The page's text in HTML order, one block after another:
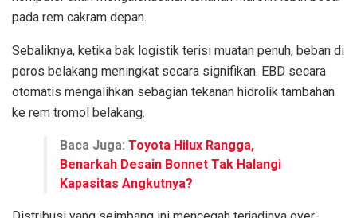
pada rem cakram depan.
Sebaliknya, ketika bak logistik terisi muatan penuh, beban di
poros belakang meningkat secara signifikan. EBD secara
otomatis mengalihkan sebagian tekanan hidrolik tambahan
ke rem tromol belakang.
Baca Juga: Toyota Hilux Rangga,
Benarkah Desain Bonnet Tak Halangi
Kapasitas Angkutnya?